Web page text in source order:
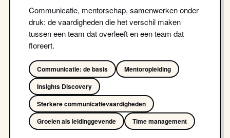
Communicatie, mentorschap, samenwerken onder
druk: de vaardigheden die het verschil maken
tussen een team dat overleeft en een team dat
floreert.
Communicatie: de basis
Mentoropleiding
Insights Discovery
Sterkere communicatievaardigheden
Groeien als leidinggevende
Time management